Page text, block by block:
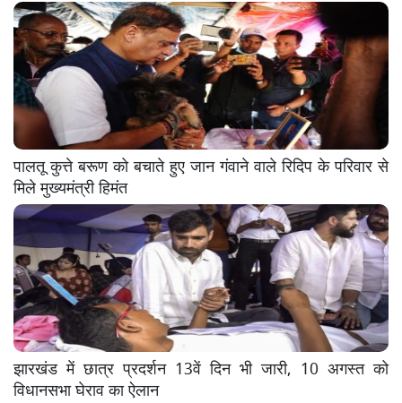
पालतू कुत्ते बरूण को बचाते हुए जान गंवाने वाले रिदिप के परिवार से
मिले मुख्यमंत्री हिमंत
झारखंड में छात्र प्रदर्शन 13वें दिन भी जारी, 10 अगस्त को
विधानसभा घेराव का ऐलान